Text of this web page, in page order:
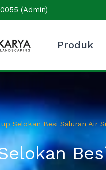
(Admin)
Produk
Selokan Besi Saluran Air